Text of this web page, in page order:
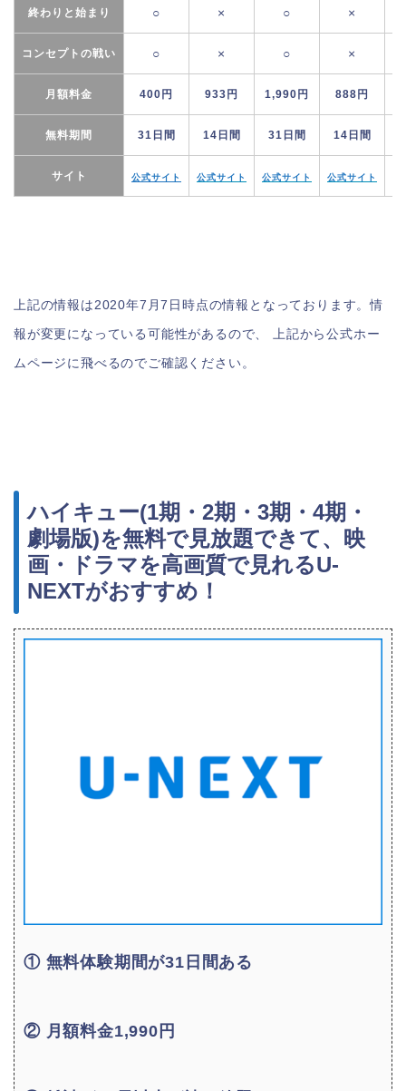
終わりと始まり ○ × ○ ×
コンセプトの戦い ○ × ○ ×
月額料金 400円 933円 1,990円 888円
無料期間 31日間 14日間 31日間 14日間
サイト 公式サイト 公式サイト 公式サイト 公式サイト
上記の情報は2020年7月7日時点の情報となっております。情
報が変更になっている可能性があるので、 上記から公式ホー
ムページに飛べるのでご確認ください。
ハイキュー(1期・2期・3期・4期・
劇場版)を無料で見放題できて、映
画・ドラマを高画質で見れるU-
NEXTがおすすめ！
① 無料体験期間が31日間ある
② 月額料金1,990円